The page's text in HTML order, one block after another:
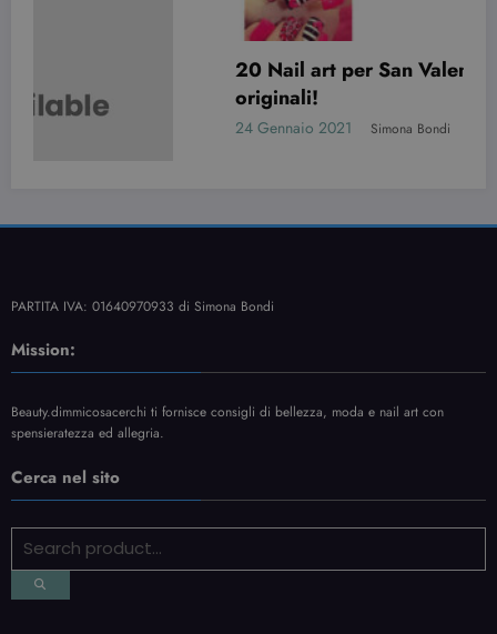
20 Nail art per San Valentino davvero
originali!
Simona Bondi
PARTITA IVA: 01640970933 di Simona Bondi
Mission:
Beauty.dimmicosacerchi ti fornisce consigli di bellezza, moda e nail art con
spensieratezza ed allegria.
Cerca nel sito